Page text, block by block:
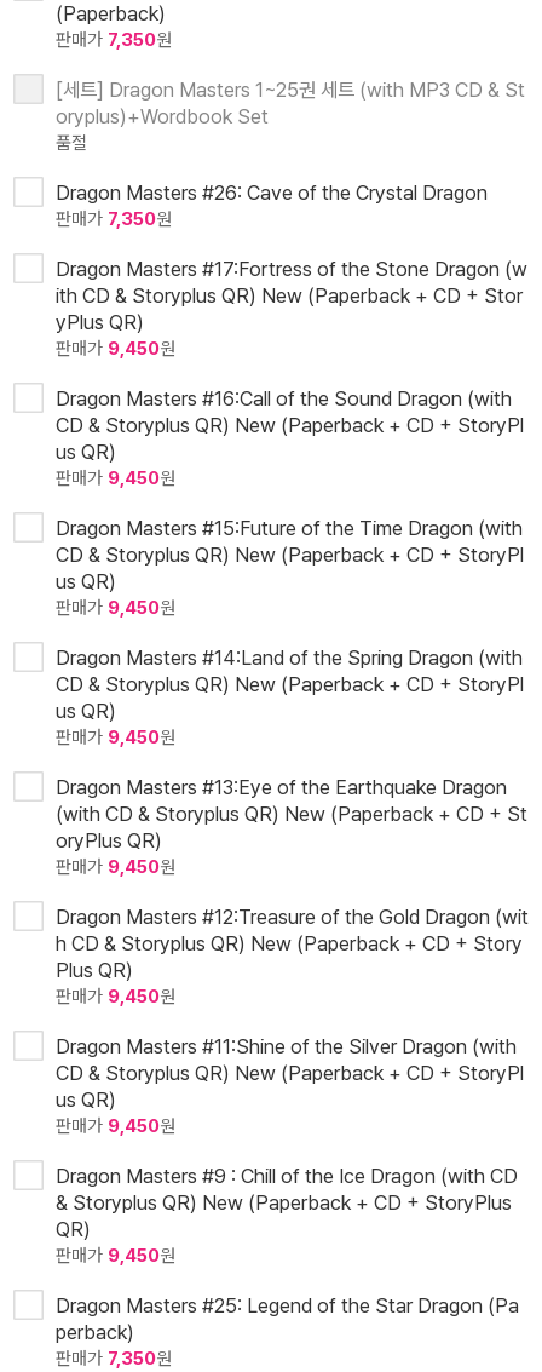
(Paperback)
판매가 7,350원
[세트] Dragon Masters 1~25권 세트 (with MP3 CD & St
oryplus)+Wordbook Set
품절
Dragon Masters #26: Cave of the Crystal Dragon
판매가 7,350원
Dragon Masters #17:Fortress of the Stone Dragon (w
ith CD & Storyplus QR) New (Paperback + CD + Stor
yPlus QR)
판매가 9,450원
Dragon Masters #16:Call of the Sound Dragon (with
CD & Storyplus QR) New (Paperback + CD + StoryPl
us QR)
판매가 9,450원
Dragon Masters #15:Future of the Time Dragon (with
CD & Storyplus QR) New (Paperback + CD + StoryPl
us QR)
판매가 9,450원
Dragon Masters #14:Land of the Spring Dragon (with
CD & Storyplus QR) New (Paperback + CD + StoryPl
us QR)
판매가 9,450원
Dragon Masters #13:Eye of the Earthquake Dragon
(with CD & Storyplus QR) New (Paperback + CD + St
oryPlus QR)
판매가 9,450원
Dragon Masters #12:Treasure of the Gold Dragon (wit
h CD & Storyplus QR) New (Paperback + CD + Story
Plus QR)
판매가 9,450원
Dragon Masters #11:Shine of the Silver Dragon (with
CD & Storyplus QR) New (Paperback + CD + StoryPl
us QR)
판매가 9,450원
Dragon Masters #9 : Chill of the Ice Dragon (with CD
& Storyplus QR) New (Paperback + CD + StoryPlus
QR)
판매가 9,450원
Dragon Masters #25: Legend of the Star Dragon (Pa
perback)
판매가 7,350원